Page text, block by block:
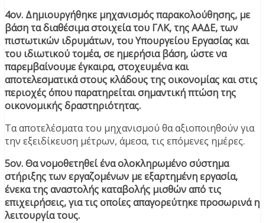
4ον. Δημιουργήθηκε μηχανισμός παρακολούθησης, με
βάση τα διαθέσιμα στοιχεία του ΓΛΚ, της ΑΑΔΕ, των
πιστωτικών ιδρυμάτων, του Υπουργείου Εργασίας και
του ιδιωτικού τομέα, σε ημερήσια βάση, ώστε να
παρεμβαίνουμε έγκαιρα, στοχευμένα και
αποτελεσματικά στους κλάδους της οικονομίας και στις
περιοχές όπου παρατηρείται σημαντική πτώση της
οικονομικής δραστηριότητας.
Τα αποτελέσματα του μηχανισμού θα αξιοποιηθούν για
την εξειδίκευση μέτρων, άμεσα, τις επόμενες ημέρες.
5ον. Θα νομοθετηθεί ένα ολοκληρωμένο σύστημα
στήριξης των εργαζομένων με εξαρτημένη εργασία,
ένεκα της αναστολής καταβολής μισθών από τις
επιχειρήσεις, για τις οποίες απαγορεύτηκε προσωρινά η
λειτουργία τους.